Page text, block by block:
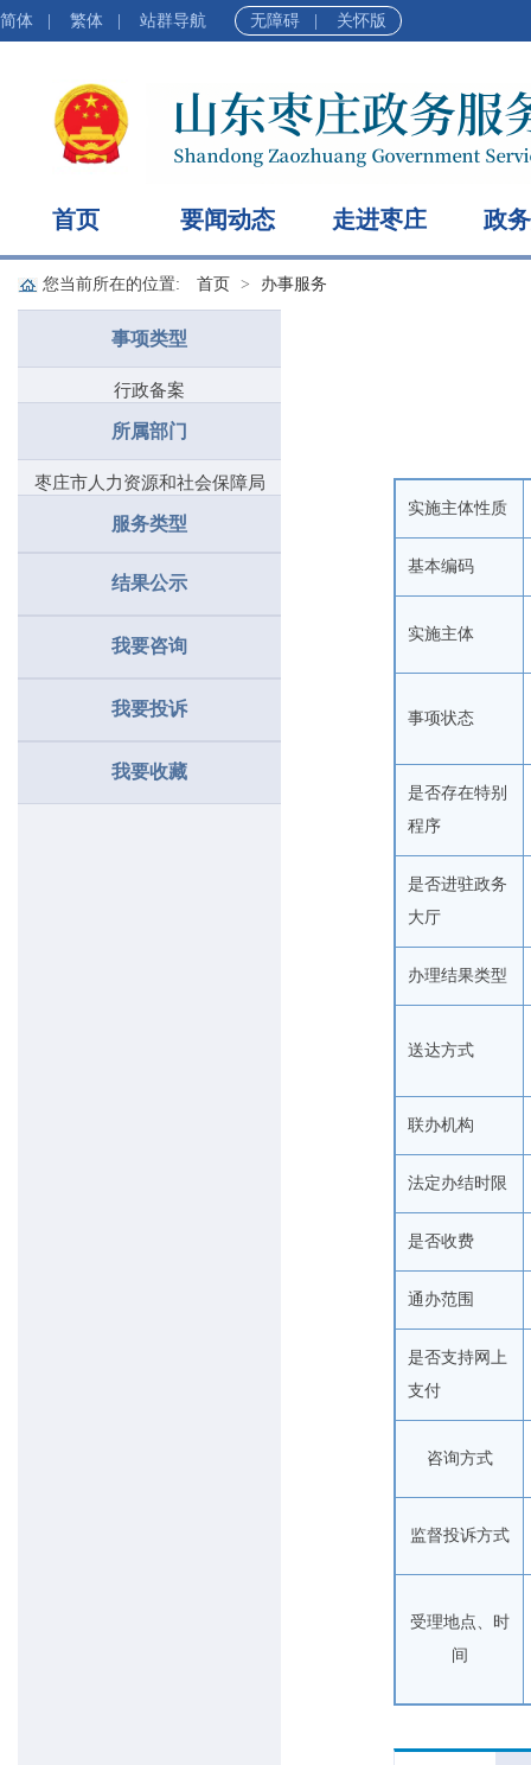
简体 繁体 站群导航 无障碍 关怀版
首页 要闻动态 走进枣庄 政
您当前所在的位置: 首页 办事服务
事项类型
行政备案
所属部门
枣庄市人力资源和社会保障局
服务类型
结果公示
我要咨询
我要投诉
我要收藏
实施主体性质
基本编码
实施主体
事项状态
是否存在特别
程序
是否进驻政务
大厅
办理结果类型
送达方式
联办机构
法定办结时限
是否收费
通办范围
是否支持网上
支付
咨询方式
监督投诉方式
受理地点、时
间